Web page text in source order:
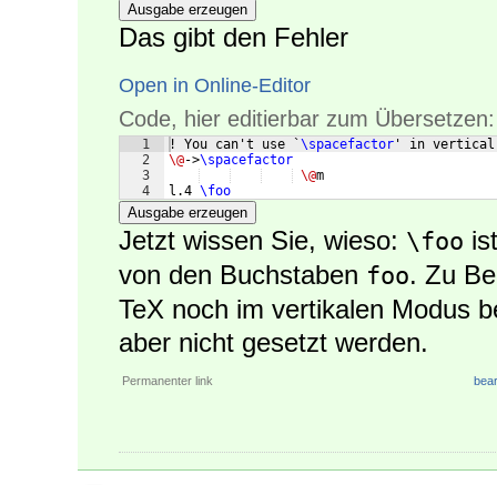
Ausgabe erzeugen
Das gibt den Fehler
Open in Online-Editor
Code, hier editierbar zum Übersetzen:
1
2
3
4
! You can't use `\spacefactor ' in vertical
\@->\spacefactor
\@m
l.4 \foo
Ausgabe erzeugen
Jetzt wissen Sie, wieso: \foo
von den Buchstaben foo. Zu
TeX noch im vertikalen Modus
aber nicht gesetzt werden.
Permanenter link